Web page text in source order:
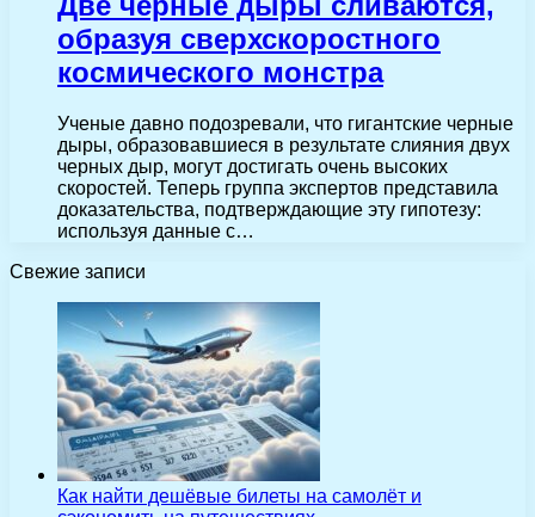
образуя сверхскоростного
космического монстра
Ученые давно подозревали, что гигантские черные
дыры, образовавшиеся в результате слияния двух
черных дыр, могут достигать очень высоких
скоростей. Теперь группа экспертов представила
доказательства, подтверждающие эту гипотезу:
используя данные с…
Свежие записи
Как найти дешёвые билеты на самолёт и